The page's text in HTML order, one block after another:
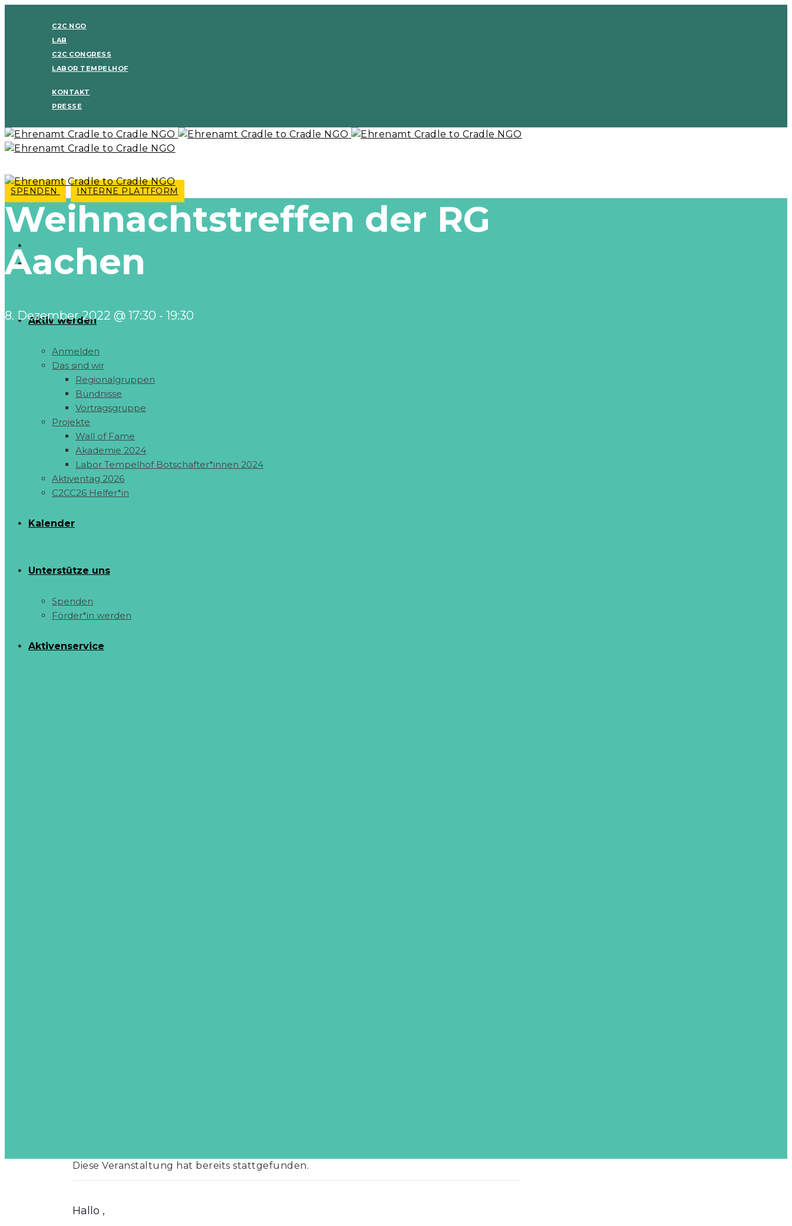
C2C NGO
LAB
C2C CONGRESS
LABOR TEMPELHOF
KONTAKT
PRESSE
SPENDEN INTERNE PLATTFORM
Aktiv werden
Anmelden
Das sind wir
Regionalgruppen
Bündnisse
Vortragsgruppe
Projekte
Wall of Fame
Akademie 2024
Labor Tempelhof Botschafter*innen 2024
Aktiventag 2026
C2CC26 Helfer*in
Kalender
Unterstütze uns
Spenden
Förder*in werden
Aktivenservice
Weihnachtstreffen der RG
Aachen
8. Dezember 2022 @ 17:30 - 19:30
Diese Veranstaltung hat bereits stattgefunden.
Hallo ,